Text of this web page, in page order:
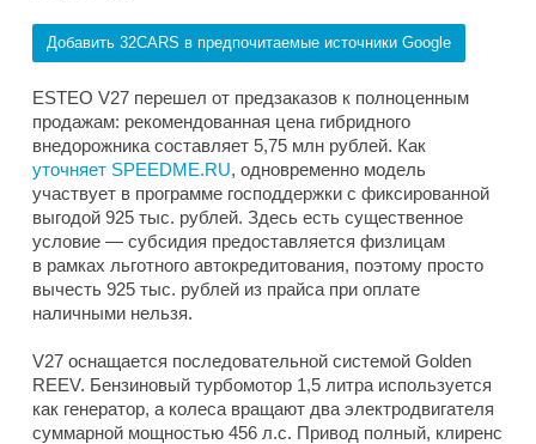
Добавить 32CARS в предпочитаемые источники Google
ESTEO V27 перешел от предзаказов к полноценным
продажам: рекомендованная цена гибридного
внедорожника составляет 5,75 млн рублей. Как
уточняет SPEEDME.RU, одновременно модель
участвует в программе господдержки с фиксированной
выгодой 925 тыс. рублей. Здесь есть существенное
условие — субсидия предоставляется физлицам
в рамках льготного автокредитования, поэтому просто
вычесть 925 тыс. рублей из прайса при оплате
наличными нельзя.
V27 оснащается последовательной системой Golden
REEV. Бензиновый турбомотор 1,5 литра используется
как генератор, а колеса вращают два электродвигателя
суммарной мощностью 456 л.с. Привод полный, клиренс